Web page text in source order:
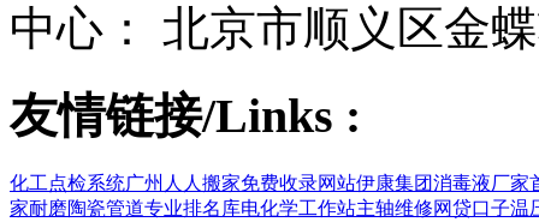
中心： 北京市顺义区金
友情链接/Links :
化工点检系统广州人人搬家免费收录网站伊康集团消毒液厂家
家耐磨陶瓷管道专业排名库电化学工作站主轴维修网贷口子温